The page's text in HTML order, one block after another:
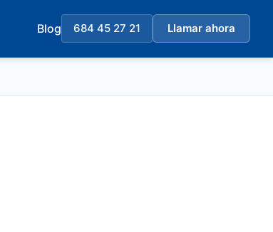
Blog 684 45 27 21 Llamar ahora